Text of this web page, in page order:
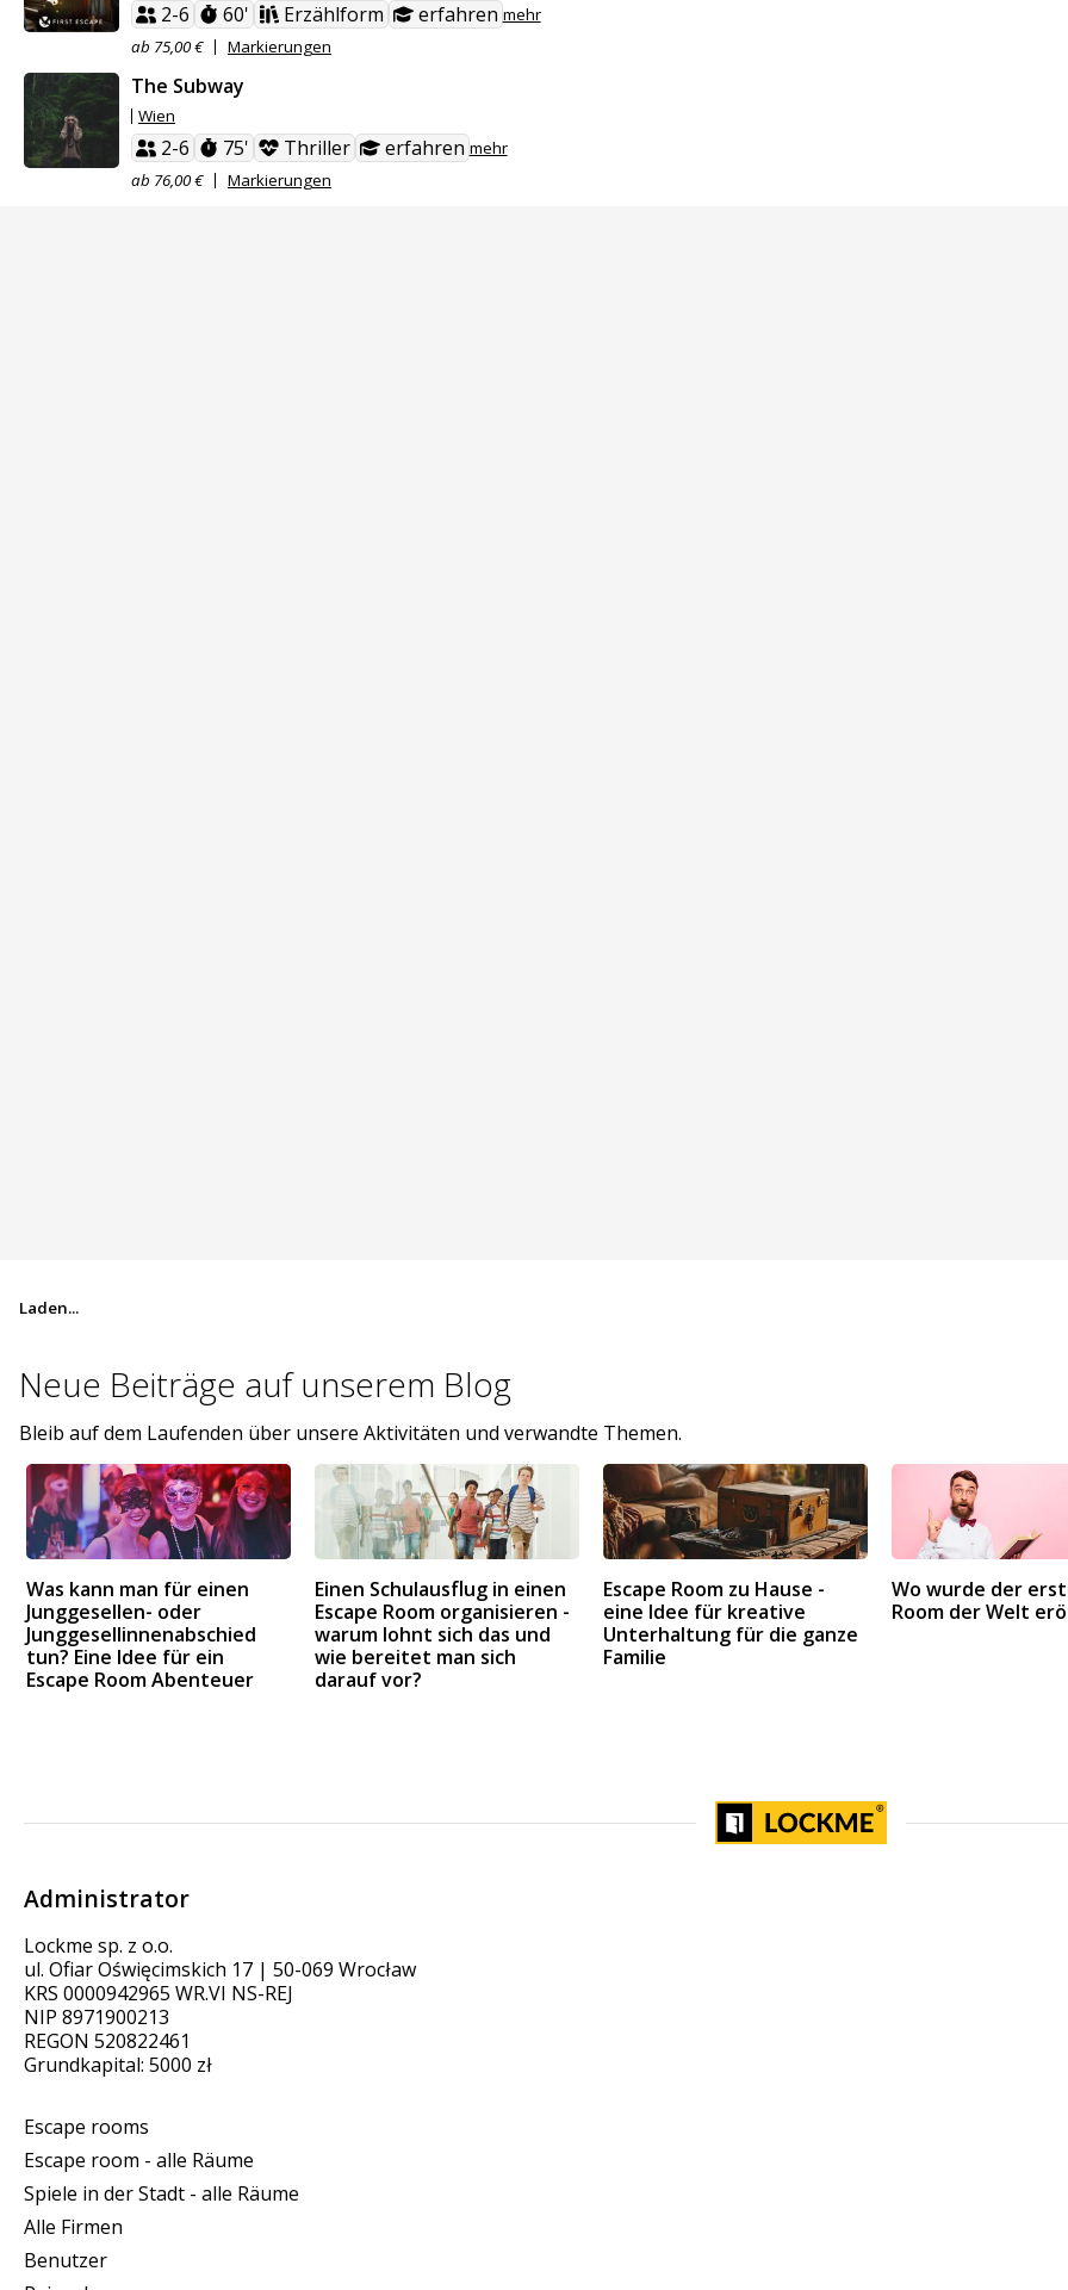
2-6 60' Erzählform erfahren mehr
ab 75,00 €
Markierungen
The Subway
Wien
2-6 75' Thriller erfahren mehr
ab 76,00 €
Markierungen
Laden...
Neue Beiträge aufunserem Blog
Bleib auf dem Laufenden über unsere Aktivitäten und verwandte Themen.
Was kann man für einen
Junggesellen- oder
Junggesellinnenabschied
tun? Eine Idee für ein
Escape Room Abenteuer
Einen Schulausflug in einen
Escape Room organisieren -
warum lohnt sich das und
wie bereitet man sich
darauf vor?
Escape Room zu Hause -
eine Idee für kreative
Unterhaltung für die ganze
Familie
Wo wurde der
Room der Welt
Administrator
Lockme sp. z o.o.
ul. Ofiar Oświęcimskich 17 | 50-069 Wrocław
KRS 0000942965 WR.VI NS-REJ
NIP 8971900213
REGON 520822461
Grundkapital: 5000 zł
Escape rooms
Escape room - alle Räume
Spiele in der Stadt - alle Räume
Alle Firmen
Benutzer